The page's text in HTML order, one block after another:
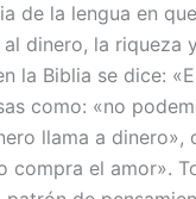
de la lengua en
dinero, la riqueza
la Biblia se dice:
como: «no
llama a dinero»,
el amor».